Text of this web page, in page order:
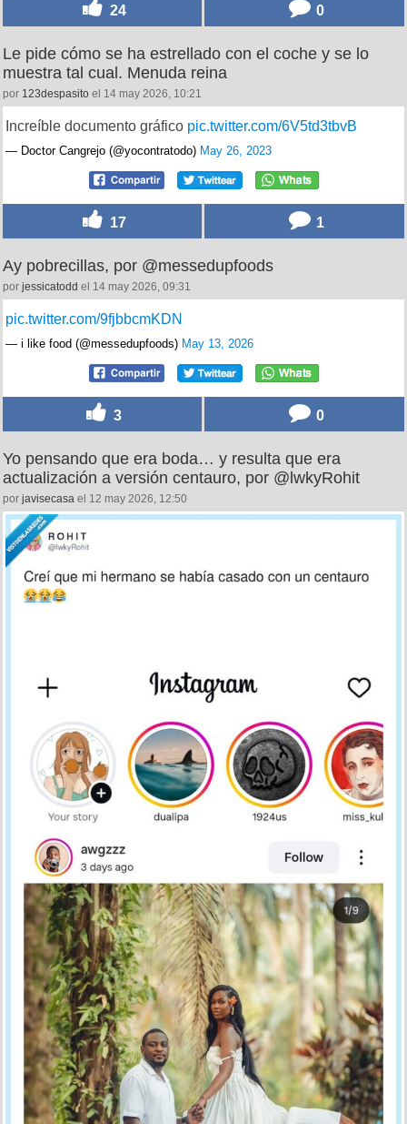
24 0
Le pide cómo se ha estrellado con el coche y se lo
muestra tal cual. Menuda reina
por 123despasito el 14 may 2026, 10:21
Increíble documento gráfico pic.twitter.com/6V5td3tbvB
— Doctor Cangrejo (@yocontratodo) May 26, 2023
17 1
Ay pobrecillas, por @messedupfoods
por jessicatodd el 14 may 2026, 09:31
pic.twitter.com/9fjbbcmKDN
— i like food (@messedupfoods) May 13, 2026
3 0
Yo pensando que era boda… y resulta que era
actualización a versión centauro, por @lwkyRohit
por javisecasa el 12 may 2026, 12:50